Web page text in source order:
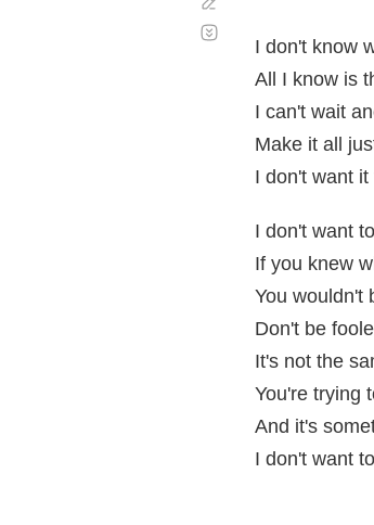
I don't know
All I know is
I can't wait
Make it all
I don't want it
I don't want
If you knew
You wouldn't
Don't be
It's not the
You're trying
And it's
I don't want
automático